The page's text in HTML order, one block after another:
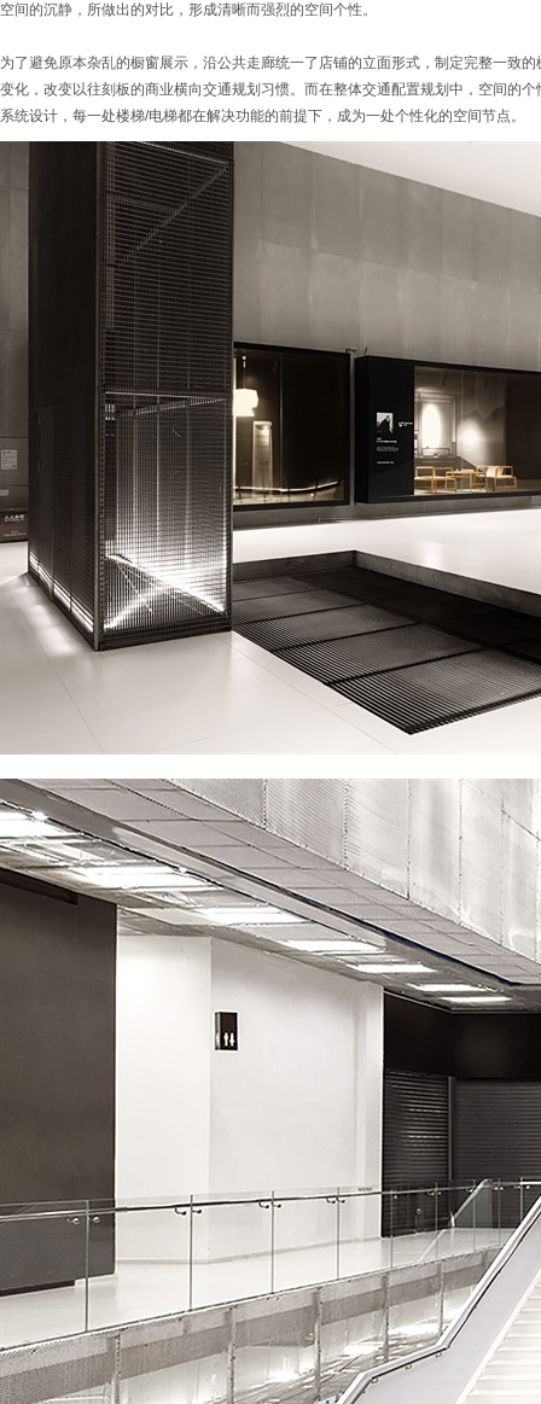
空间的沉静，所做出的对比，形成清晰而强烈的空间个性。
为了避免原本杂乱的橱窗展示，沿公共走廊统一了店铺的立面形式，制定完整一致
变化，改变以往刻板的商业横向交通规划习惯。而在整体交通配置规划中，空间的
系统设计，每一处楼梯/电梯都在解决功能的前提下，成为一处个性化的空间节点。